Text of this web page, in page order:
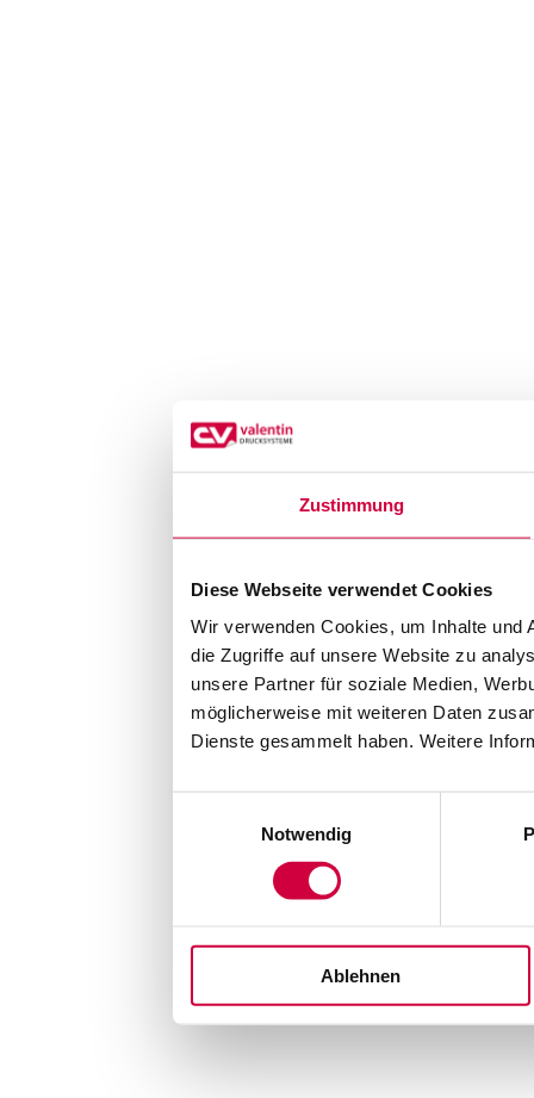
Zustimmung
Diese Webseite verwendet Cookies
Wir verwenden Cookies, um Inhalte und
die Zugriffe auf unsere Website zu
unsere Partner für soziale Medien,
möglicherweise mit weiteren Daten
Dienste gesammelt haben. Weitere
Notwendig
Ablehnen